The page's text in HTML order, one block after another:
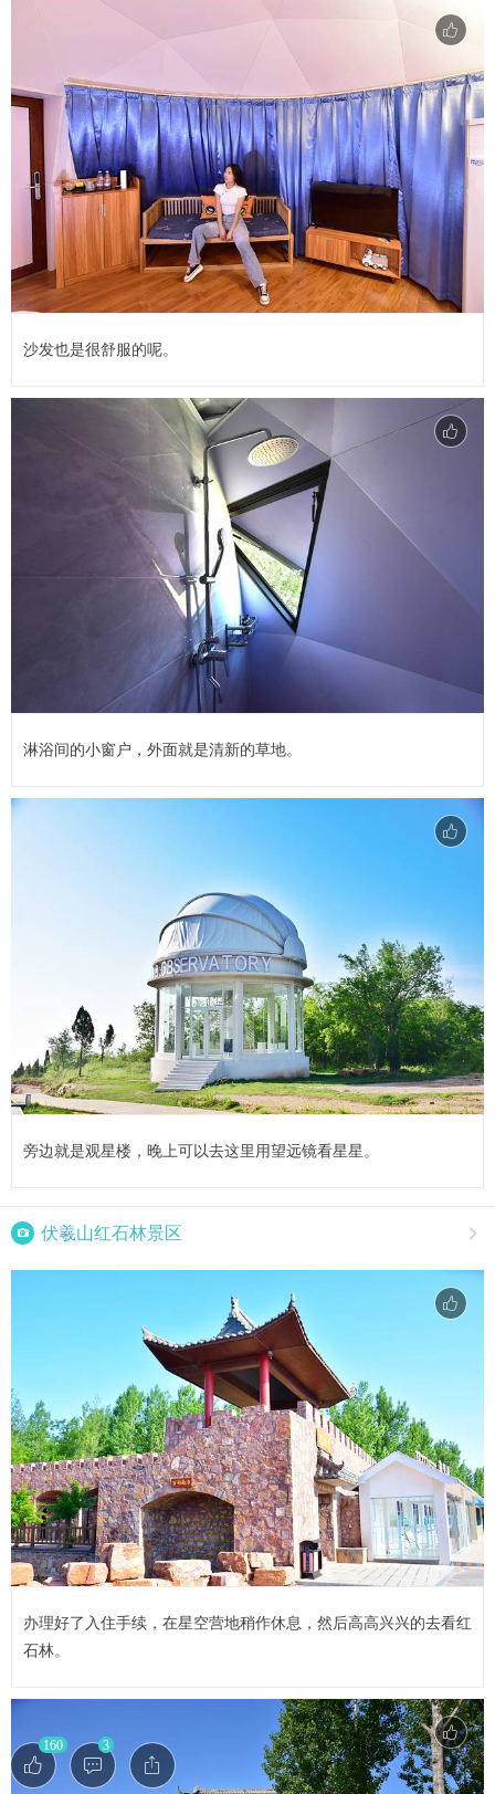
沙发也是很舒服的呢。
淋浴间的小窗户，外面就是清新的草地。
旁边就是观星楼，晚上可以去这里用望远镜看星星。
 伏羲山红石林景区 
办理好了入住手续，在星空营地稍作休息，然后高高兴兴的去看红
石林。
160 3